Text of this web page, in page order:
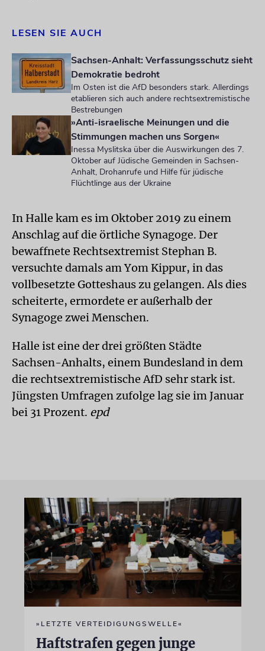
LESEN SIE AUCH
Sachsen-Anhalt: Verfassungsschutz sieht
Demokratie bedroht
Im Osten ist die AfD besonders stark. Allerdings
etablieren sich auch andere rechtsextremistische
Bestrebungen
»Anti-israelische Meinungen und die
Stimmungen machen uns Sorgen«
Inessa Myslitska über die Auswirkungen des 7.
Oktober auf Jüdische Gemeinden in Sachsen-
Anhalt, Drohanrufe und Hilfe für jüdische
Flüchtlinge aus der Ukraine
In Halle kam es im Oktober 2019 zu einem
Anschlag auf die örtliche Synagoge. Der
bewaffnete Rechtsextremist Stephan B.
versuchte damals am Yom Kippur, in das
vollbesetzte Gotteshaus zu gelangen. Als dies
scheiterte, ermordete er außerhalb der
Synagoge zwei Menschen.
Halle ist eine der drei größten Städte
Sachsen-Anhalts, einem Bundesland in dem
die rechtsextremistische AfD sehr stark ist.
Jüngsten Umfragen zufolge lag sie im Januar
bei 31 Prozent. epd
»LETZTE VERTEIDIGUNGSWELLE«
Haftstrafen gegen junge